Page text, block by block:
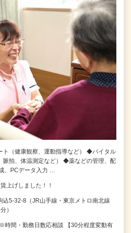
（健康観察、運動指導など） ◆バイタル
脈拍、体温測定など） ◆薬などの管理、配
、PCデータ入力 …
げしました！！
込5-32-8（JR山手線・東京メトロ南北線
）
時間・勤務日数応相談 【30分程度変動有